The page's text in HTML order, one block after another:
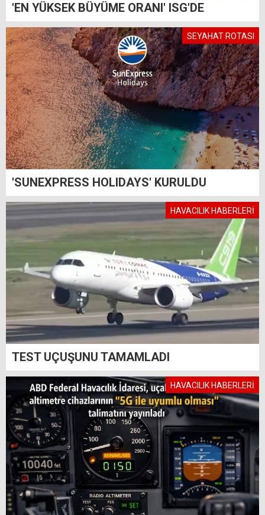
'EN YÜKSEK BÜYÜME ORANI' ISG'DE
SEYAHAT ROTASI
'SUNEXPRESS HOLIDAYS' KURULDU
HAVACILIK HABERLERİ
TEST UÇUŞUNU TAMAMLADI
HAVACILIK HABERLERİ